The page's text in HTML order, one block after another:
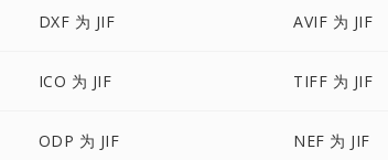
DXF 为 JIF AVIF 为 JIF
ICO 为 JIF TIFF 为 JIF
ODP 为 JIF NEF 为 JIF